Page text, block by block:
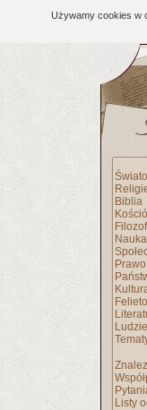
Używamy cookies w
Biblia
Nauka
Prawo
Listy